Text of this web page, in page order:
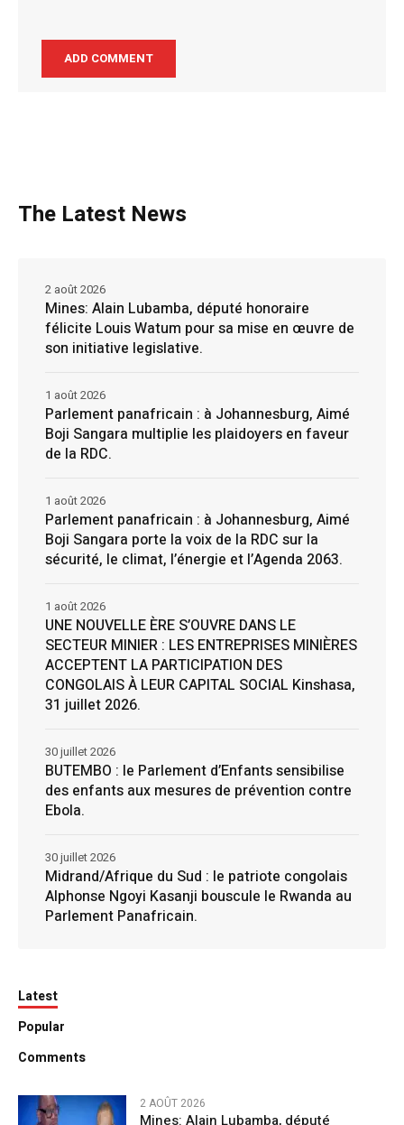
The Latest News
Mines: Alain Lubamba, député honoraire
félicite Louis Watum pour sa mise en œuvre de
son initiative legislative.
2 août 2026
Parlement panafricain : à Johannesburg, Aimé
Boji Sangara multiplie les plaidoyers en faveur
de la RDC.
1 août 2026
Parlement panafricain : à Johannesburg, Aimé
Boji Sangara porte la voix de la RDC sur la
sécurité, le climat, l’énergie et l’Agenda 2063.
1 août 2026
UNE NOUVELLE ÈRE S’OUVRE DANS LE
SECTEUR MINIER : LES ENTREPRISES MINIÈRES
ACCEPTENT LA PARTICIPATION DES
CONGOLAIS À LEUR CAPITAL SOCIAL Kinshasa,
31 juillet 2026.
1 août 2026
BUTEMBO : le Parlement d’Enfants sensibilise
des enfants aux mesures de prévention contre
Ebola.
30 juillet 2026
Midrand/Afrique du Sud : le patriote congolais
Alphonse Ngoyi Kasanji bouscule le Rwanda au
Parlement Panafricain.
30 juillet 2026
Latest
Popular
Comments
2 AOÛT 2026
Mines: Alain Lubamba, député